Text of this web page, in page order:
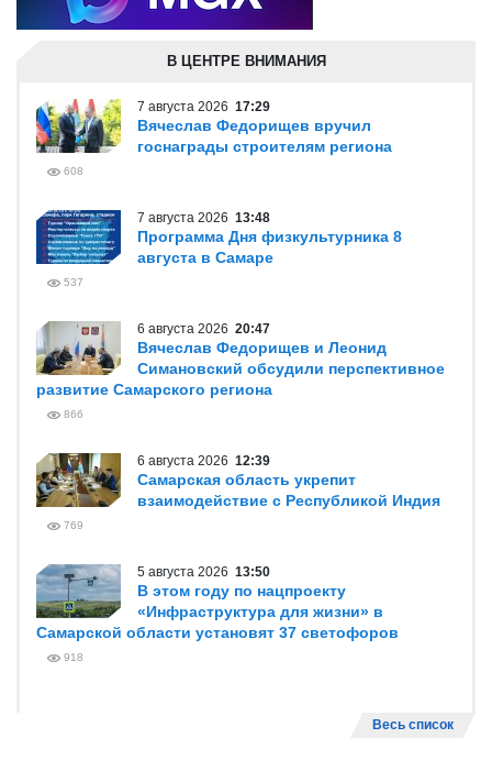
В ЦЕНТРЕ ВНИМАНИЯ
7 августа 2026 17:29
Вячеслав Федорищев вручил
госнаграды строителям региона
608
7 августа 2026 13:48
Программа Дня физкультурника 8
августа в Самаре
537
6 августа 2026 20:47
Вячеслав Федорищев и Леонид
Симановский обсудили перспективное
развитие Самарского региона
866
6 августа 2026 12:39
Самарская область укрепит
взаимодействие с Республикой Индия
769
5 августа 2026 13:50
В этом году по нацпроекту
«Инфраструктура для жизни» в
Самарской области установят 37 светофоров
918
Весь список